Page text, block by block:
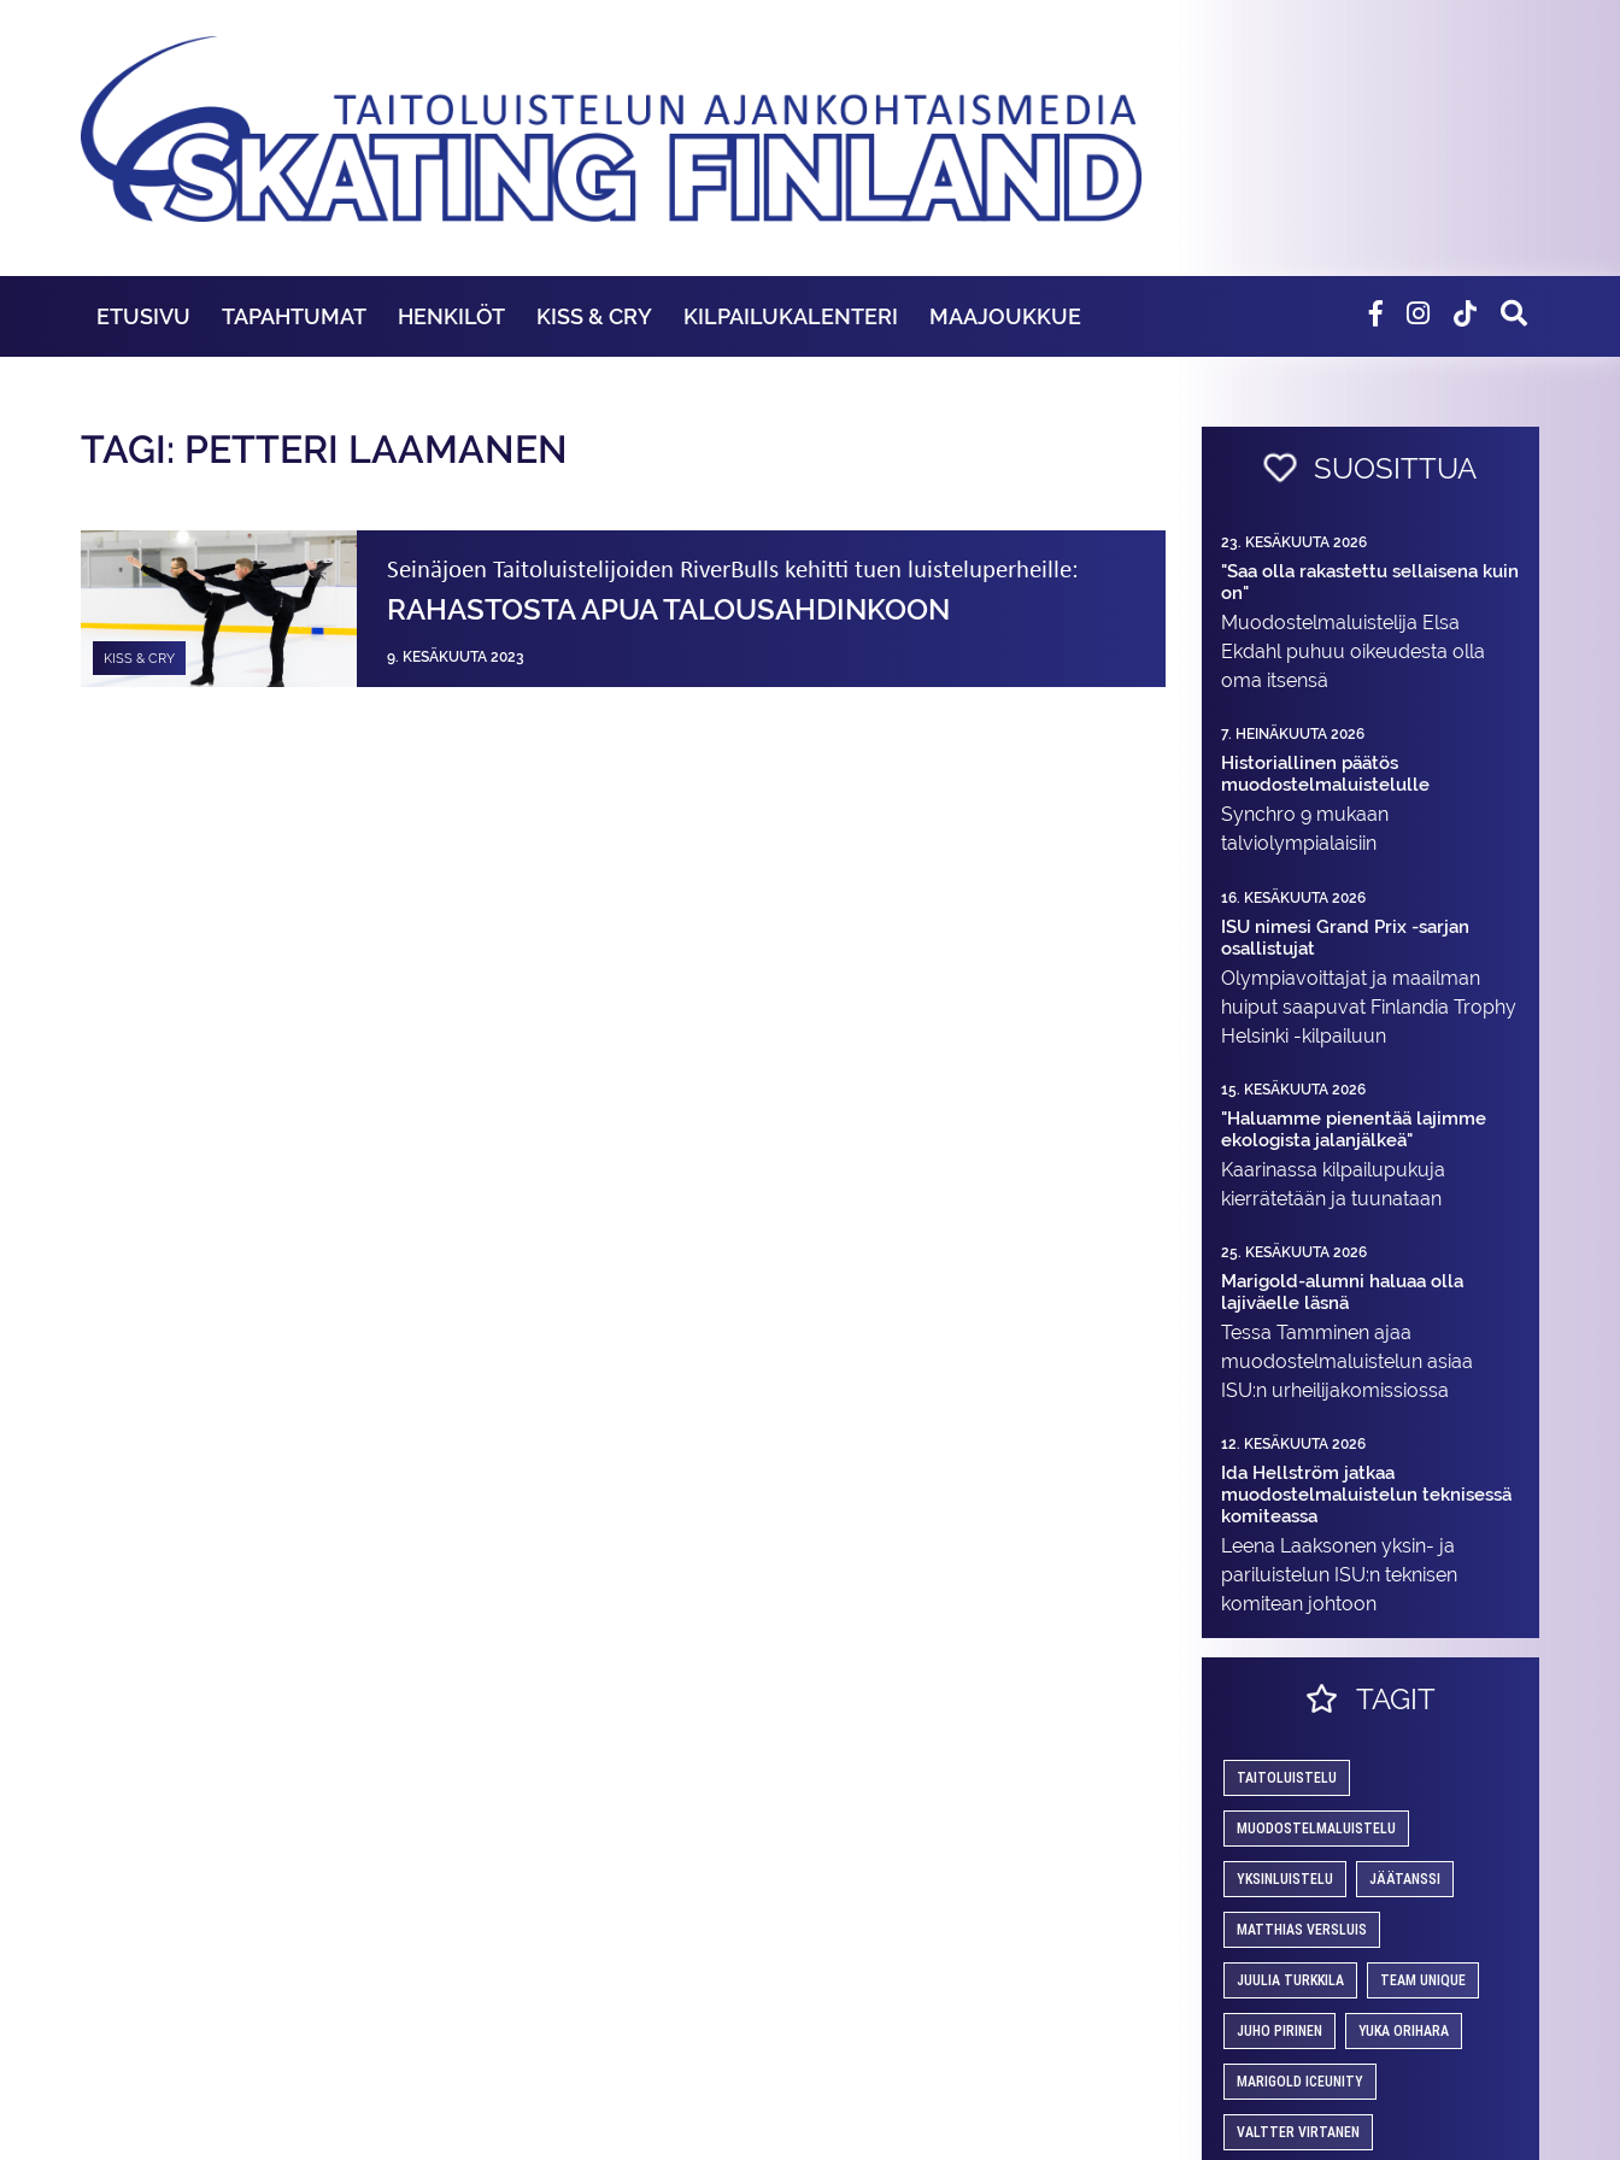
ETUSIVU TAPAHTUMAT HENKILÖT KISS & CRY KILPAILUKALENTERI MAAJOUKKUE
TAGI: PETTERI LAAMANEN
KISS & CRY
Seinäjoen Taitoluistelijoiden RiverBulls kehitti tuen luisteluperheille:
RAHASTOSTA APUA TALOUSAHDINKOON
9. KESÄKUUTA 2023
SUOSITTUA
23. KESÄKUUTA 2026
"Saa olla rakastettu sellaisena kuin
on"
Muodostelma­luistelija Elsa
Ekdahl puhuu oikeudesta olla
oma itsensä
7. HEINÄKUUTA 2026
Historiallinen päätös
muodostelmaluistelulle
Synchro 9 mukaan
talviolympialaisiin
16. KESÄKUUTA 2026
ISU nimesi Grand Prix -sarjan
osallistujat
Olympiavoittajat ja maailman
huiput saapuvat Finlandia Trophy
Helsinki -kilpailuun
15. KESÄKUUTA 2026
"Haluamme pienentää lajimme
ekologista jalanjälkeä"
Kaarinassa kilpailupukuja
kierrätetään ja tuunataan
25. KESÄKUUTA 2026
Marigold-alumni haluaa olla
lajiväelle läsnä
Tessa Tamminen ajaa
muodostelma­luistelun asiaa
ISU:n urheilija­komissiossa
12. KESÄKUUTA 2026
Ida Hellström jatkaa
muodostelmaluistelun teknisessä
komiteassa
Leena Laaksonen yksin- ja
pariluistelun ISU:n teknisen
komitean johtoon
TAGIT
TAITOLUISTELU
MUODOSTELMALUISTELU
YKSINLUISTELU JÄÄTANSSI
MATTHIAS VERSLUIS
JUULIA TURKKILA TEAM UNIQUE
JUHO PIRINEN YUKA ORIHARA
MARIGOLD ICEUNITY
VALTTER VIRTANEN